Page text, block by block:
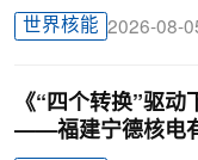
锦颖
世界核能 2026-08-
《“四个转换”驱
——福建宁德核电